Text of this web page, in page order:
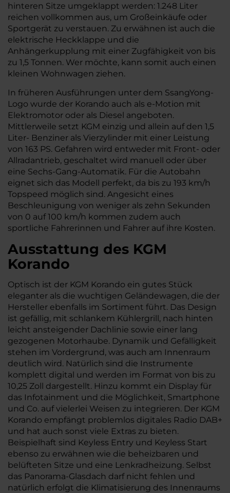
hinteren Sitze umgeklappt werden: 1.248 Liter
reichen vollkommen aus, um Großeinkäufe oder
Sportgerät zu verstauen. Zu erwähnen ist auch die
elektrische Heckklappe und die
Anhängerkupplung mit einer Zugfähigkeit von bis
zu 1,5 Tonnen. Wer möchte, kann somit auch einen
kleinen Wohnwagen ziehen.
In früheren Ausführungen unter dem SsangYong-
Logo wurde der Korando auch als e-Motion mit
Elektromotor oder als Diesel angeboten.
Mittlerweile setzt KGM einzig und allein auf den 1,5
Liter- Benziner als Vierzylinder mit einer Leistung
von 163 PS. Gefahren wird entweder mit Front- oder
Allradantrieb, geschaltet wird manuell oder über
eine Sechs-Gang-Automatik. Für die Autobahn
eignet sich das Modell perfekt, da bis zu 193 km/h
Topspeed möglich sind. Angesicht eines
Beschleunigung von weniger als zehn Sekunden
von 0 auf 100 km/h kommen zudem auch
sportliche Fahrerinnen und Fahrer auf ihre Kosten.
Ausstattung des KGM
Korando
Optisch ist der KGM Korando ein gutes Stück
eleganter als die wuchtigen Geländewagen, die der
Hersteller ebenfalls im Sortiment führt. Das Design
ist gefällig, mit schlankem Kühlergrill, nach hinten
leicht ansteigender Dachlinie sowie einer lang
gezogenen Motorhaube. Dynamik und Gefälligkeit
stehen im Vordergrund, was auch am Innenraum
deutlich wird. Natürlich sind die Instrumente
komplett digital und werden im Format von bis zu
10,25 Zoll dargestellt. Hinzu kommt ein Display für
das Infotainment und die Möglichkeit, Smartphone
und Co. auf vielerlei Weisen zu integrieren. Der KGM
Korando empfängt problemlos digitales Radio DAB+
und hat auch sonst viele Extras zu bieten.
Beispielhaft sind Keyless Entry und Keyless Start
ebenso zu erwähnen wie die beheizbaren und
belüfteten Sitze und eine Lenkradheizung. Selbst
das Panorama-Glasdach darf nicht fehlen und
natürlich erfolgt die Klimatisierung des Innenraums